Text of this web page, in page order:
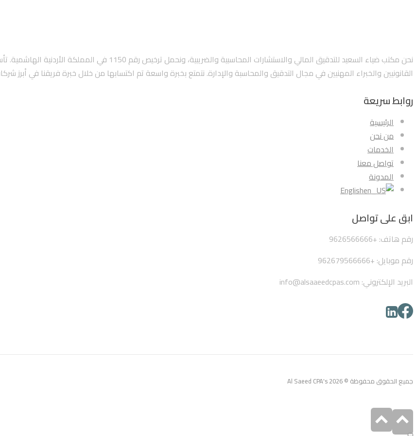
نحن مكتب ضياء السعيد للتدقيق المالي والاستشارات المحاسبية
القانونيين والخبراء المهنيين في مجال التدقيق والمحاسبة والإدارة. نتمتع بخبرة واسعة تم اكتسابها من خلال خبرة فريقنا في أبرز
روابط سريعة
الرئيسية
من نحن
الخدمات
تواصل معنا
المدونة
English
ابق على تواصل
رقم هاتف: +9626566666
رقم موبايل: +962679566666
البريد الإلكتروني: info@alsaaeedcpas.com
جميع الحقوق محفوظة © Al Saeed CPA's 2026